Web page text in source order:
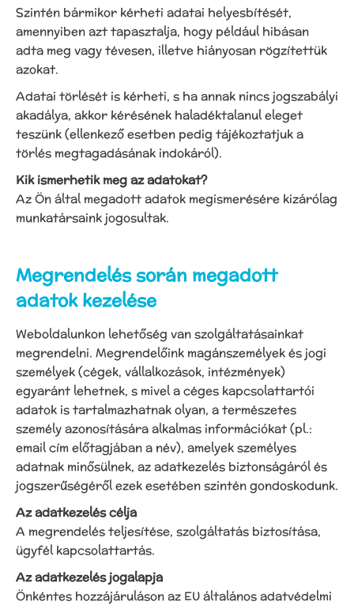
Szintén bármikor kérheti adatai helyesbítését,
amennyiben azt tapasztalja, hogy például hibásan
adta meg vagy tévesen, illetve hiányosan rögzítettük
azokat.
Adatai törlését is kérheti, s ha annak nincs jogszabályi
akadálya, akkor kérésének haladéktalanul eleget
teszünk (ellenkező esetben pedig tájékoztatjuk a
törlés megtagadásának indokáról).
Kik ismerhetik meg az adatokat?
Az Ön által megadott adatok megismerésére kizárólag
munkatársaink jogosultak.
Megrendelés során megadott
adatok kezelése
Weboldalunkon lehetőség van szolgáltatásainkat
megrendelni. Megrendelőink magánszemélyek és jogi
személyek (cégek, vállalkozások, intézmények)
egyaránt lehetnek, s mivel a céges kapcsolattartói
adatok is tartalmazhatnak olyan, a természetes
személy azonosítására alkalmas információkat (pl.:
email cím előtagjában a név), amelyek személyes
adatnak minősülnek, az adatkezelés biztonságáról és
jogszerűségéről ezek esetében szintén gondoskodunk.
Az adatkezelés célja
A megrendelés teljesítése, szolgáltatás biztosítása,
ügyfél kapcsolattartás.
Az adatkezelés jogalapja
Önkéntes hozzájáruláson az EU általános adatvédelmi